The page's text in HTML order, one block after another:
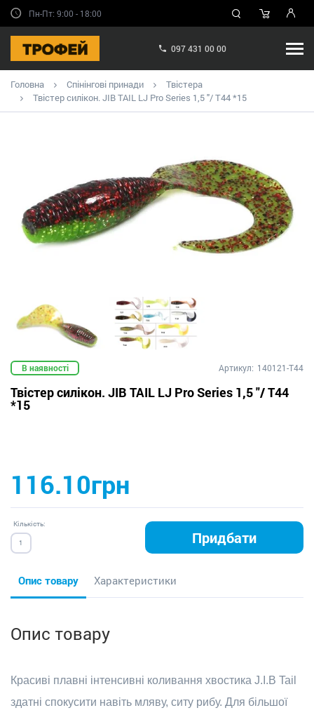
Пн-Пт: 9:00 - 18:00
097 431 00 00
Головна Спінінгові принади
Твістера
Твістер силікон. JIB TAIL LJ Pro Series 1,5 "/ T44 *15
В наявності Артикул: 140121-T44
Твістер силікон. JIB TAIL LJ Pro Series 1,5 "/ T44
*15
116.10грн
Кількість:
Придбати
Опис товару Характеристики
Опис товару
Красиві плавні інтенсивні коливання хвостика J.I.B Tail
здатні спокусити навіть мляву, ситу рибу. Для більшої